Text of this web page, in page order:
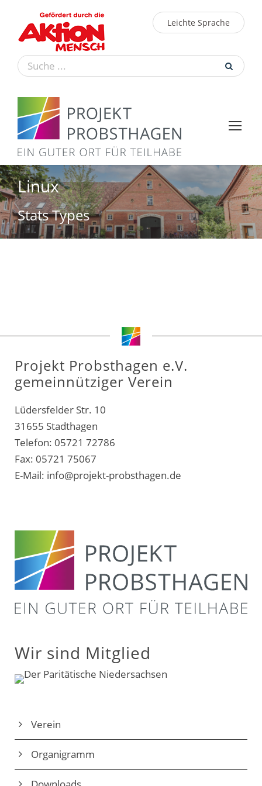
Leichte Sprache
Linux
Stats Types
Projekt Probsthagen e.V.
gemeinnütziger Verein
Lüdersfelder Str. 10
31655 Stadthagen
Telefon: 05721 72786
Fax: 05721 75067
E-Mail: info@projekt-probsthagen.de
Wir sind Mitglied
Verein
Organigramm